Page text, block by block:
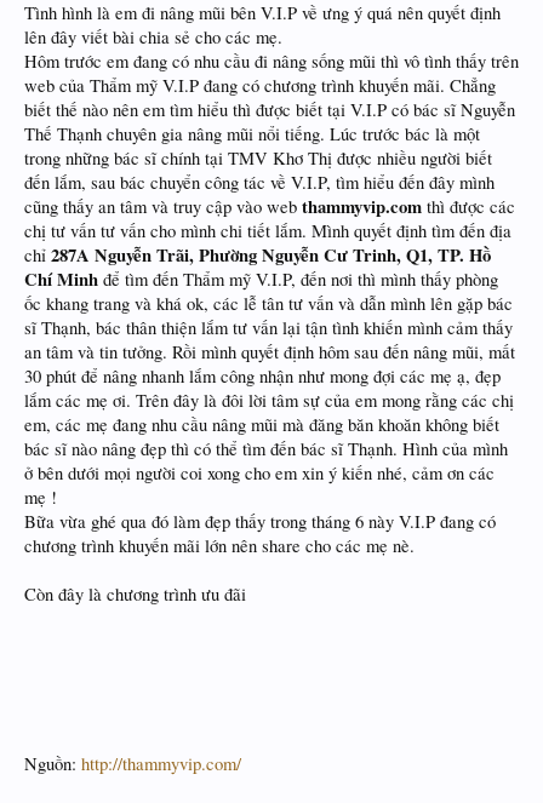
Tình hình là em đi nâng mũi bên V.I.P về ưng ý quá nên quyết định
lên đây viết bài chia sẻ cho các mẹ.
Hôm trước em đang có nhu cầu đi nâng sống mũi thì vô tình thấy trên
web của Thẩm mỹ V.I.P đang có chương trình khuyến mãi. Chẳng
biết thế nào nên em tìm hiểu thì được biết tại V.I.P có bác sĩ Nguyễn
Thế Thạnh chuyên gia nâng mũi nổi tiếng. Lúc trước bác là một
trong những bác sĩ chính tại TMV Khơ Thị được nhiều người biết
đến lắm, sau bác chuyển công tác về V.I.P, tìm hiểu đến đây mình
cũng thấy an tâm và truy cập vào web thammyvip.com thì được các
chị tư vấn tư vấn cho mình chi tiết lắm. Mình quyết định tìm đến địa
chỉ 287A Nguyễn Trãi, Phường Nguyễn Cư Trinh, Q1, TP. Hồ
Chí Minh để tìm đến Thẩm mỹ V.I.P, đến nơi thì mình thấy phòng
ốc khang trang và khá ok, các lễ tân tư vấn và dẫn mình lên gặp bác
sĩ Thạnh, bác thân thiện lắm tư vấn lại tận tình khiến mình cảm thấy
an tâm và tin tưởng. Rồi mình quyết định hôm sau đến nâng mũi, mất
30 phút để nâng nhanh lắm công nhận như mong đợi các mẹ ạ, đẹp
lắm các mẹ ơi. Trên đây là đôi lời tâm sự của em mong rằng các chị
em, các mẹ đang nhu cầu nâng mũi mà đăng băn khoăn không biết
bác sĩ nào nâng đẹp thì có thể tìm đến bác sĩ Thạnh. Hình của mình
ở bên dưới mọi người coi xong cho em xin ý kiến nhé, cảm ơn các
mẹ !
Bữa vừa ghé qua đó làm đẹp thấy trong tháng 6 này V.I.P đang có
chương trình khuyến mãi lớn nên share cho các mẹ nè.
Còn đây là chương trình ưu đãi
Nguồn: http://thammyvip.com/